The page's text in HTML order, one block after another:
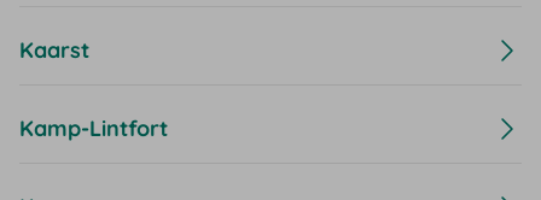
Kaarst
Kamp-Lintfort